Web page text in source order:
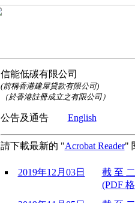
信能低碳有限公司
(前稱香港建屋貸款有限公司)
（於香港註冊成立之有限公司）
公告及通告 English
請下載最新的 "Acrobat Reader"
2019年12月03日
截 至
(PDF